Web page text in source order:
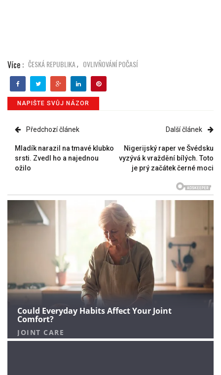
Více : ČESKÁ REPUBLIKA, OVLIVŇOVÁNÍ POČASÍ
NAPIŠTE SVŮJ NÁZOR
Předchozí článek
Mladík narazil na tmavé klubko
srsti. Zvedl ho a najednou
ožilo
Další článek
Nigerijský raper ve Švédsku
vyzývá k vraždění bílých. Toto
je prý začátek černé moci